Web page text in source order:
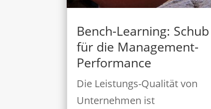
Bench-Learning: Schub
für die Management-
Performance
Die Leistungs-Qualität von
Unternehmen ist